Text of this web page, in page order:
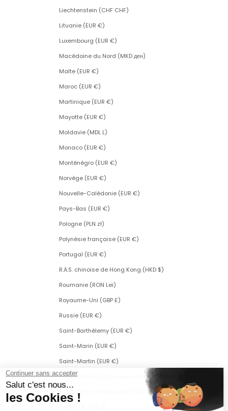
Liechtenstein (CHF CHF)
Lituanie (EUR €)
Luxembourg (EUR €)
Macédoine du Nord (MKD ден)
Malte (EUR €)
Maroc (EUR €)
Martinique (EUR €)
Mayotte (EUR €)
Moldavie (MDL L)
Monaco (EUR €)
Monténégro (EUR €)
Norvège (EUR €)
Nouvelle-Calédonie (EUR €)
Pays-Bas (EUR €)
Pologne (PLN zł)
Polynésie française (EUR €)
Portugal (EUR €)
R.A.S. chinoise de Hong Kong (HKD $)
Roumanie (RON Lei)
Royaume-Uni (GBP £)
Russie (EUR €)
Saint-Barthélemy (EUR €)
Saint-Marin (EUR €)
Saint-Martin (EUR €)
Saint-Martin (partie néerlandaise) (ANG ƒ)
Saint-Pierre-et-Miquelon (EUR €)